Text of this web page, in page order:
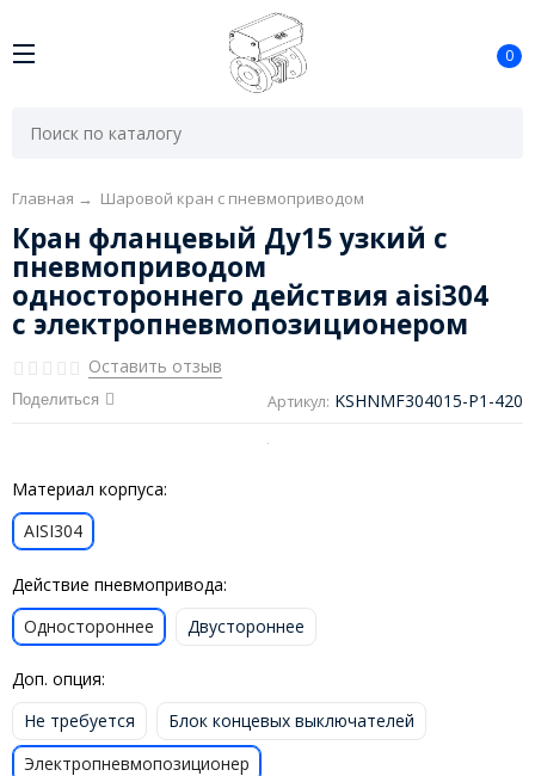
0
Главная → Шаровой кран с пневмоприводом
Кран фланцевый Ду15 узкий с
пневмоприводом
одностороннего действия aisi304
с электропневмопозиционером
Оставить отзыв
Поделиться Артикул: KSHNMF304015-P1-420
Материал корпуса:
AISI304
Действие пневмопривода:
Одностороннее
Двустороннее
Доп. опция:
Не требуется
Блок концевых выключателей
Электропневмопозиционер